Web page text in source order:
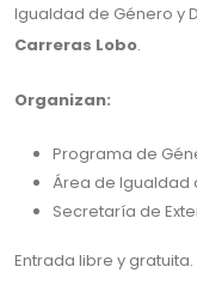
Igualdad de Género y
Carreras Lobo.
Organizan:
Programa de
Área de Igualdad
Secretaría de
Entrada libre y gratuita.